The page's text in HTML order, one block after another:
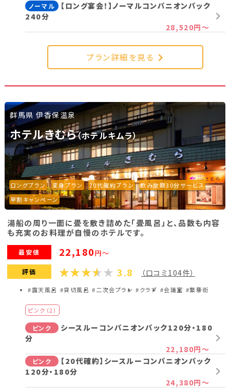
ノーマル
【ロング宴会！】ノーマルコンパニオンパック
240分
28,520円～
プラン詳細を見る
群馬県 伊香保温泉
ホテルきむら（ホテルキムラ）
ロングプラン 変身プラン 20代確約プラン
飲み放題30分サービス
早割キャンペーン
湯船の周り一面に畳を敷き詰めた「畳風呂」と、品数も内容
も充実のお料理が自慢のホテルです。
最安値 22,180円～
評価 3.8 （口コミ104件）
#露天風呂 #貸切風呂 #二次会プラン #クラブ #会議室 #繁華街
ピンク（2）
ピンク
シースルーコンパニオンパック120分・180
分
22,180円～
ピンク
【20代確約】シースルーコンパニオンパック
120分・180分
24,380円～